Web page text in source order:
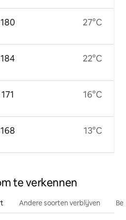
27°C
22°C
16°C
13°C
te verkennen
Andere soorten verblijven